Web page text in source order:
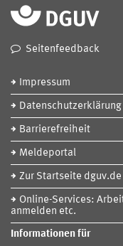
Seitenfeedback
Impressum
Datenschutzerklärung
Barrierefreiheit
Meldeportal
Zur Startseite dguv.de
Online-Services:
anmelden etc.
Informationen für